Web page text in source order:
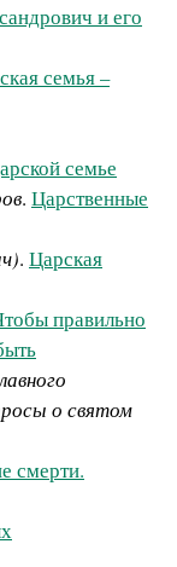
и его
семья –
семье
. Царственные
. Царская
правильно
о святом
смерти.